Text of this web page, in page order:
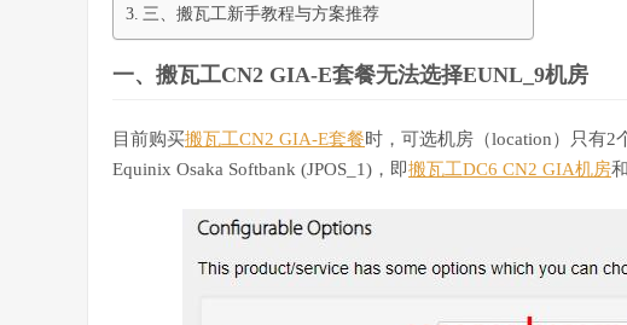
三、搬瓦工新手教程与方案推荐
一、搬瓦工CN2 GIA-E套餐无法选择EUNL_9机房
目前购买搬瓦工CN2 GIA-E套餐时，可选机房（location）只有2
Equinix Osaka Softbank (JPOS_1)，即搬瓦工DC6 CN2 GIA机房和